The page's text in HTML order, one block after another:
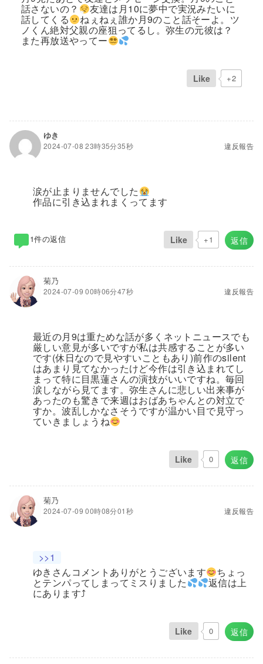
話さないの？ 友達は月10に夢中で実況みたいに
話してくる ねぇねぇ誰か月9のこと話そーよ。ツ
ノくん絶対父親の座狙ってるし。弥生の元彼は？
また再放送やってー
Like +2
ゆき
2024-07-08 23時35分35秒 違反報告
涙が止まりませんでした
作品に引き込まれまくってます
返信
Like +1
1件の返信
菊乃
2024-07-09 00時06分47秒 違反報告
最近の月9は重ためな話が多くネットニュースでも
厳しい意見が多いですが私は共感することが多い
です(休日なので見やすいこともあり)前作のsilent
はあまり見てなかったけど今作は引き込まれてし
まって特に目黒蓮さんの演技がいいですね。毎回
涙しながら見てます。弥生さんに悲しい出来事が
あったのも驚きで来週はおばあちゃんとの対立で
すか。波乱しかなさそうですが温かい目で見守っ
ていきましょうね
返信
Like 0
菊乃
2024-07-09 00時08分01秒 違反報告
>>1
ゆきさんコメントありがとうございます
ちょっ
とテンパってしまってミスりました 返信は上
にあります⤴
返信
Like 0